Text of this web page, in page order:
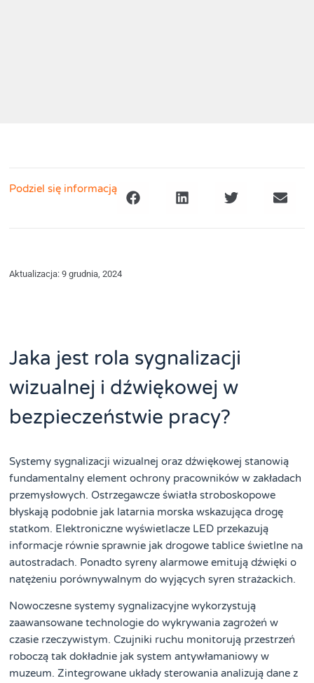
Podziel się informacją
Aktualizacja: 9 grudnia, 2024
Jaka jest rola sygnalizacji
wizualnej i dźwiękowej w
bezpieczeństwie pracy?
Systemy sygnalizacji wizualnej oraz dźwiękowej stanowią
fundamentalny element ochrony pracowników w zakładach
przemysłowych. Ostrzegawcze światła stroboskopowe
błyskają podobnie jak latarnia morska wskazująca drogę
statkom. Elektroniczne wyświetlacze LED przekazują
informacje równie sprawnie jak drogowe tablice świetlne na
autostradach. Ponadto syreny alarmowe emitują dźwięki o
natężeniu porównywalnym do wyjących syren strażackich.
Nowoczesne systemy sygnalizacyjne wykorzystują
zaawansowane technologie do wykrywania zagrożeń w
czasie rzeczywistym. Czujniki ruchu monitorują przestrzeń
roboczą tak dokładnie jak system antywłamaniowy w
muzeum. Zintegrowane układy sterowania analizują dane z